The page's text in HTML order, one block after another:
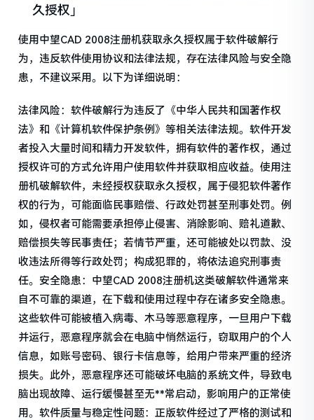
久授权」
使用中望CAD 2008注册机获取永久授权属于软件破解行
为，违反软件使用协议和法律法规，存在法律风险与安全隐
患，不建议采用。以下为详细说明：
法律风险：软件破解行为违反了《中华人民共和国著作权
法》和《计算机软件保护条例》等相关法律法规。软件开发
者投入大量时间和精力开发软件，拥有软件的著作权，通过
授权许可的方式允许用户使用软件并获取相应收益。使用注
册机破解软件，未经授权获取永久授权，属于侵犯软件著作
权的行为，可能面临民事赔偿、行政处罚甚至刑事处罚。例
如，侵权者可能需要承担停止侵害、消除影响、赔礼道歉、
赔偿损失等民事责任；若情节严重，还可能被处以罚款、没
收违法所得等行政处罚；构成犯罪的，将依法追究刑事责
任。安全隐患：中望CAD 2008注册机这类破解软件通常来
自不可靠的渠道，在下载和使用过程中存在诸多安全隐患。
这些软件可能被植入病毒、木马等恶意程序，一旦用户下载
并运行，恶意程序就会在电脑中悄然运行，窃取用户的个人
信息，如账号密码、银行卡信息等，给用户带来严重的经济
损失。此外，恶意程序还可能破坏电脑的系统文件，导致电
脑出现故障、运行缓慢甚至无**常启动，影响用户的正常使
用。软件质量与稳定性问题：正版软件经过了严格的测试和